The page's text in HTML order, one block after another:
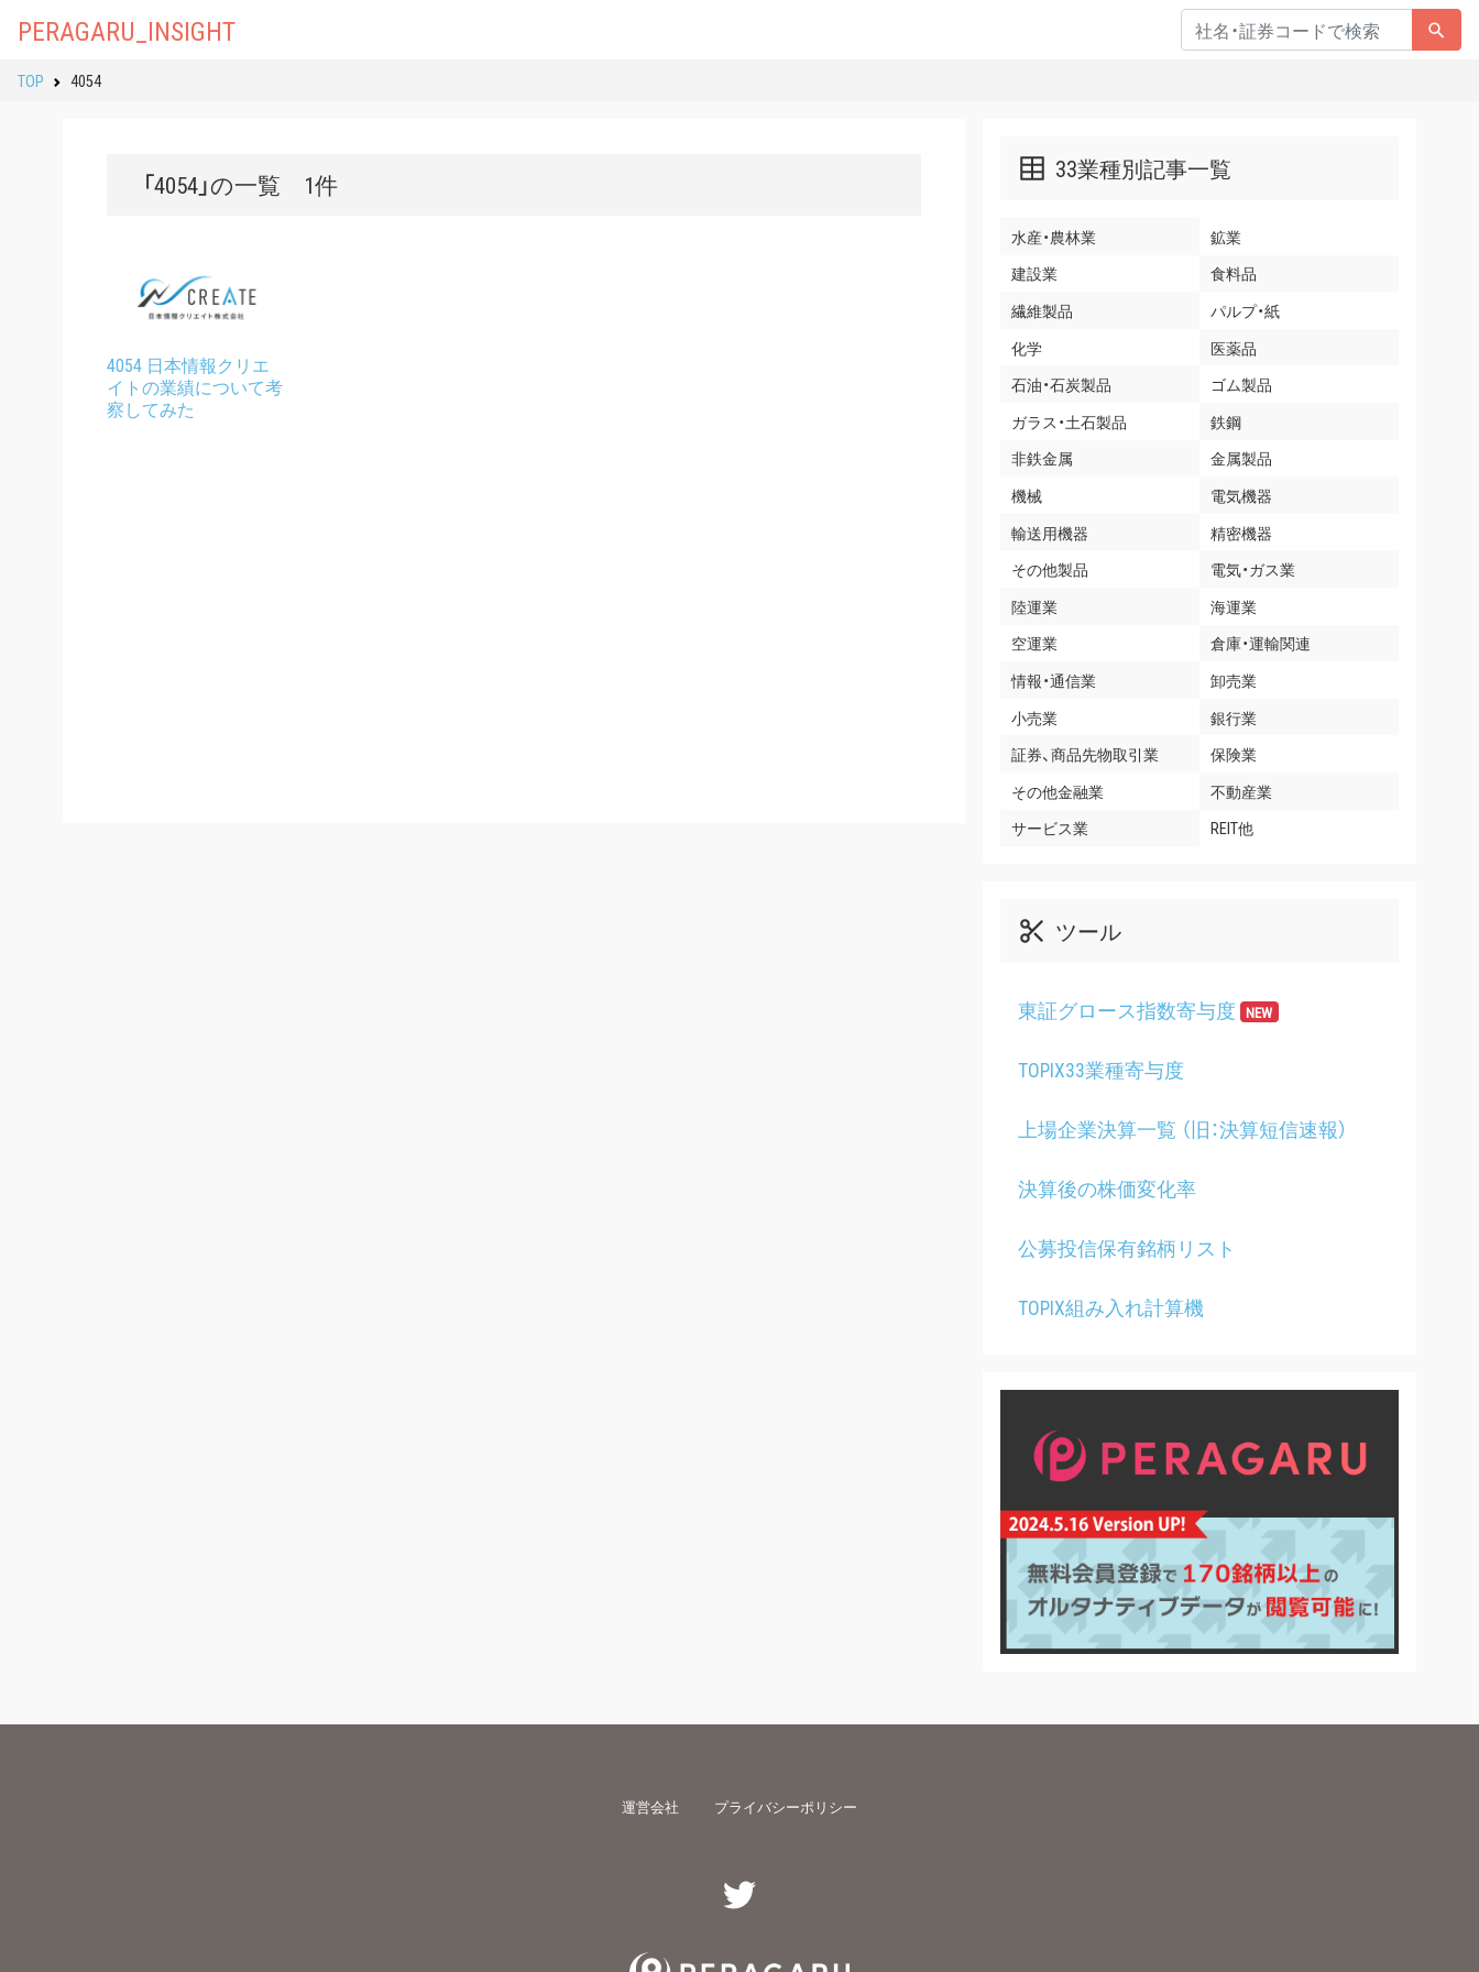
PERAGARU_INSIGHT
TOP 4054
「4054」の一覧 1件
4054 日本情報クリエ
イトの業績について考
察してみた
33業種別記事一覧
水産・農林業
鉱業
建設業
食料品
繊維製品
パルプ・紙
化学
医薬品
石油・石炭製品
ゴム製品
ガラス・土石製品
鉄鋼
非鉄金属
金属製品
機械
電気機器
輸送用機器
精密機器
その他製品
電気・ガス業
陸運業
海運業
空運業
倉庫・運輸関連
情報・通信業
卸売業
小売業
銀行業
証券、商品先物取引業
保険業
その他金融業
不動産業
サービス業
REIT他
ツール
東証グロース指数寄与度 NEW
TOPIX33業種寄与度
上場企業決算一覧 （旧：決算短信速報）
決算後の株価変化率
公募投信保有銘柄リスト
TOPIX組み入れ計算機
運営会社 プライバシーポリシー